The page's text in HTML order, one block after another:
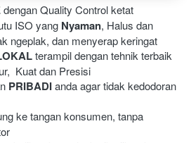
dengan Quality Control ketat
ISO yang Nyaman, Halus dan
ngeplak, dan menyerap keringat
terampil dengan tehnik terbaik
Kuat dan Presisi
PRIBADI anda agar tidak kedodoran
ke tangan konsumen, tanpa